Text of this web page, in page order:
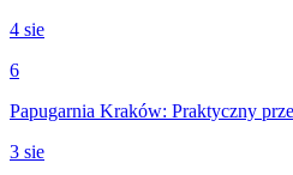
4 sie
6
Papugarnia Kraków: Praktyczny
3 sie